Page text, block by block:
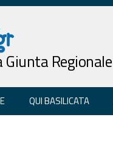
Regionale
QUI BASILICATA